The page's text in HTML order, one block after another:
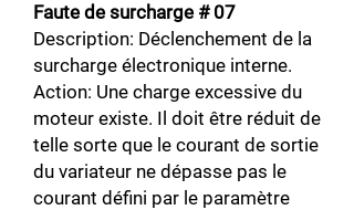
Faute de surcharge # 07
Description: Déclenchement de la
surcharge électronique interne.
Action: Une charge excessive du
moteur existe. Il doit être réduit de
telle sorte que le courant de sortie
du variateur ne dépasse pas le
courant défini par le paramètre